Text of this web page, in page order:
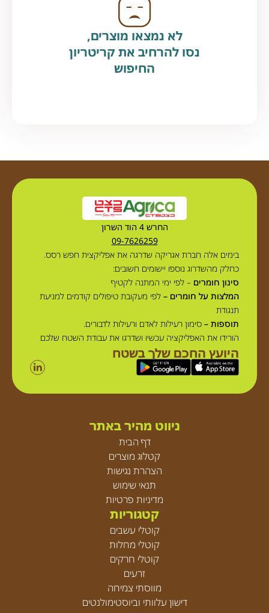
לא נמצאו מוצרים,
נסו להרחיב את קריטריון
החיפוש
החרש 4 הוד השרון
09-7626259
בימים אלה חברת אגריקה שדרגה את אפליקצית חפש רסס.
כחלק מהשדרוג נוספו יישומים חשובים:
סינון חומרים – לפי ימי המתנה לקטיף
המלצות על חומרים – לפי מעקובת טיפולים קודמים למניעת
תנגודת
תוספות – סימון רעילות לאדם ורעילות לדבורים.
הורידו את האפליקציה עכשיו ושדרגו את עבודת השטח שלכם
היועץ החכם שלך בשטח
ניווט מהיר באתר
דף הבית
קטלוג מוצרים
הצהרת נגישות
תנאי שימוש
מדיניות פרטיות
קטגוריות
קוטלי עשבים
קוטלי מחלות
קוטלי חרקים
זרעים
מווסתי צמיחה
דישון עלוותי וביוסטימולנטים